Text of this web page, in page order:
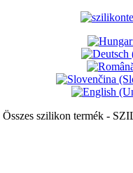
Összes szilikon termék -